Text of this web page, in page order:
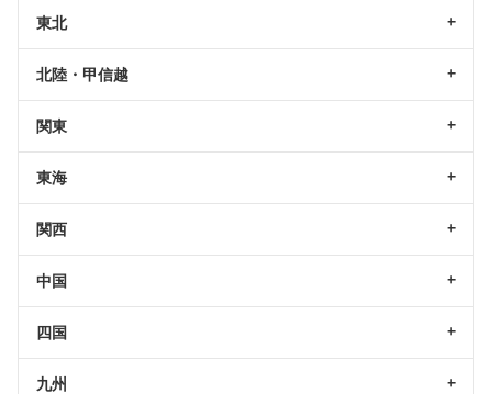
東北
北陸・甲信越
関東
東海
関西
中国
四国
九州